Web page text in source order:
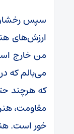
سپس رخشان
ارزش‌های
من خارج
می‌بالم که
که هرچند
مقاومت،
خور است.